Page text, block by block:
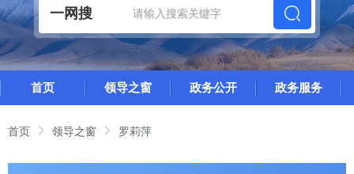
一网搜
首页 领导之窗 政务公开 政务服务
首页 领导之窗 罗莉萍